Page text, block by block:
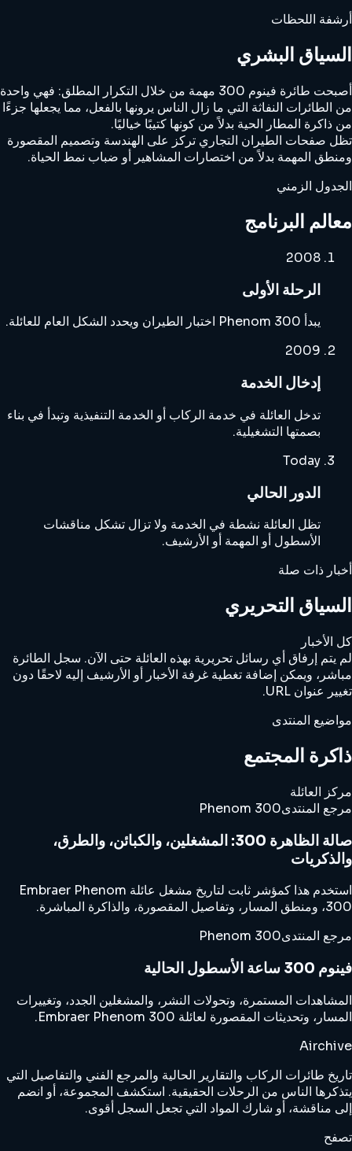
أرشفة اللحظات
السياق البشري
أصبحت طائرة فينوم 300 مهمة من خلال التكرار المطلق: فهي واحدة
من الطائرات النفاثة التي ما زال الناس يرونها بالفعل، مما يجعلها جزءًا
من ذاكرة المطار الحية بدلاً من كونها كتيبًا خياليًا.
تظل صفحات الطيران التجاري تركز على الهندسة وتصميم المقصورة
ومنطق المهمة بدلاً من اختصارات المشاهير أو ضباب نمط الحياة.
الجدول الزمني
معالم البرنامج
2008
الرحلة الأولى
يبدأ Phenom 300 اختبار الطيران ويحدد الشكل العام للعائلة.
2009
إدخال الخدمة
تدخل العائلة في خدمة الركاب أو الخدمة التنفيذية وتبدأ في بناء
بصمتها التشغيلية.
Today
الدور الحالي
تظل العائلة نشطة في الخدمة ولا تزال تشكل مناقشات
الأسطول أو المهمة أو الأرشيف.
أخبار ذات صلة
السياق التحريري
كل الأخبار
لم يتم إرفاق أي رسائل تحريرية بهذه العائلة حتى الآن. سجل الطائرة
مباشر، ويمكن إضافة تغطية غرفة الأخبار أو الأرشيف إليه لاحقًا دون
تغيير عنوان URL.
مواضيع المنتدى
ذاكرة المجتمع
مركز العائلة
مرجع المنتدىPhenom 300
صالة الظاهرة 300: المشغلين، والكبائن، والطرق،
والذكريات
استخدم هذا كمؤشر ثابت لتاريخ مشغل عائلة Embraer Phenom
300، ومنطق المسار، وتفاصيل المقصورة، والذاكرة المباشرة.
مرجع المنتدىPhenom 300
فينوم 300 ساعة الأسطول الحالية
المشاهدات المستمرة، وتحولات النشر، والمشغلين الجدد، وتغييرات
المسار، وتحديثات المقصورة لعائلة Embraer Phenom 300.
Airchive
تاريخ طائرات الركاب والتقارير الحالية والمرجع الفني والتفاصيل التي
يتذكرها الناس من الرحلات الحقيقية. استكشف المجموعة، أو انضم
إلى مناقشة، أو شارك المواد التي تجعل السجل أقوى.
تصفح